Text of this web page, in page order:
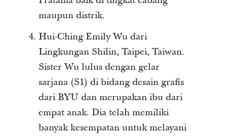
maupun distrik.
Hui-Ching Emily Wu dari
Lingkungan Shilin, Taipei, Taiwan.
Sister Wu lulus dengan gelar
sarjana (S1) di bidang desain grafis
dari BYU dan merupakan ibu dari
empat anak. Dia telah memiliki
banyak kesempatan untuk melayani